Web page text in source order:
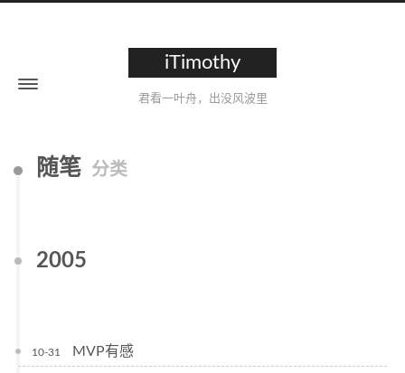
iTimothy
君看一叶舟，出没风波里
随笔 分类
2005
10-31 MVP有感